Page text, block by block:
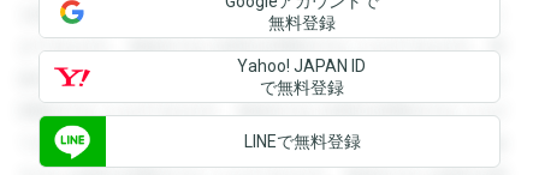
を閲覧することができます。登録すると回答を閲覧すること
ができます。登録すると回答を閲覧することができます。登
録すると回答を閲覧することができます。登録すると回答を
閲覧することができます。登録すると回答を閲覧することが
できます。登録すると回答を閲覧することができます。登録
無料登録
Yahoo! JAPAN ID
で無料登録
LINEで無料登録